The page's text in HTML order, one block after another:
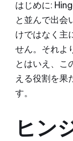
はじめに:
と並んで出会
けではなく主
せん。それよ
とはいえ、こ
える役割を果
す。
ヒン